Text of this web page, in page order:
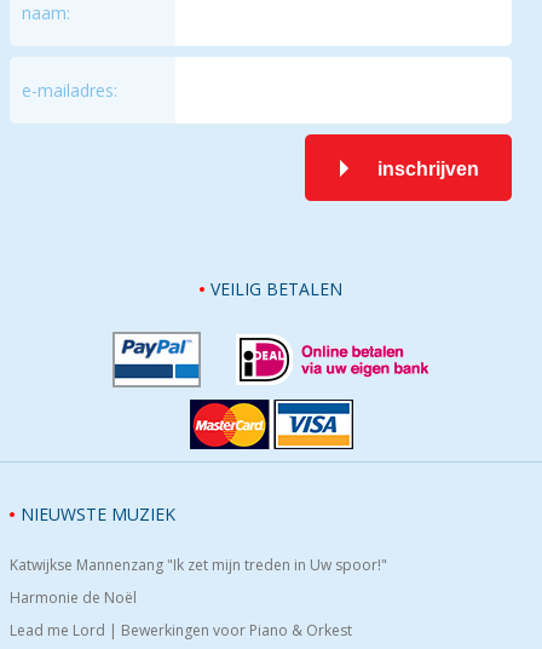
naam:
e-mailadres:
inschrijven
VEILIG BETALEN
NIEUWSTE MUZIEK
Katwijkse Mannenzang "Ik zet mijn treden in Uw spoor!"
Harmonie de Noël
Lead me Lord | Bewerkingen voor Piano & Orkest